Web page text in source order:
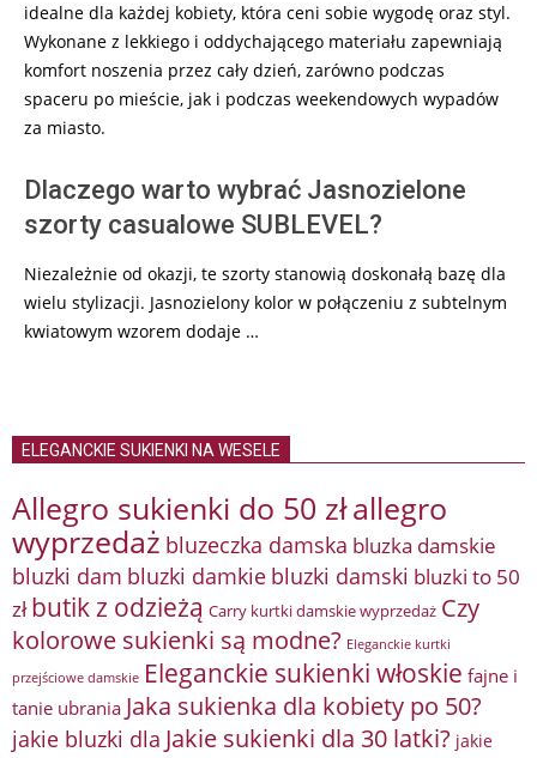
idealne dla każdej kobiety, która ceni sobie wygodę oraz styl.
Wykonane z lekkiego i oddychającego materiału zapewniają
komfort noszenia przez cały dzień, zarówno podczas
spaceru po mieście, jak i podczas weekendowych wypadów
za miasto.
Dlaczego warto wybrać Jasnozielone
szorty casualowe SUBLEVEL?
Niezależnie od okazji, te szorty stanowią doskonałą bazę dla
wielu stylizacji. Jasnozielony kolor w połączeniu z subtelnym
kwiatowym wzorem dodaje …
ELEGANCKIE SUKIENKI NA WESELE
Allegro sukienki do 50 złallegro
wyprzedaż bluzeczka damska bluzka damskie
bluzki dam bluzki damkie bluzki damski bluzki to 50
zł butik z odzieżą Carry kurtki damskie wyprzedaż Czy
kolorowe sukienki są modne? Eleganckie kurtki
przejściowe damskie Eleganckie sukienki włoskie fajne i
tanie ubrania Jaka sukienka dla kobiety po 50?
jakie bluzki dla Jakie sukienki dla 30 latki? jakie